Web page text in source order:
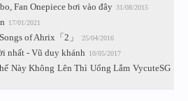
Fan Onepiece bơi vào đây 31/08/2015
17/01/2021
of Ahrix「2」 25/04/2016
nhất - Vũ duy khánh 10/05/2017
Này Không Lên Thì Uổng Lắm VycuteSG